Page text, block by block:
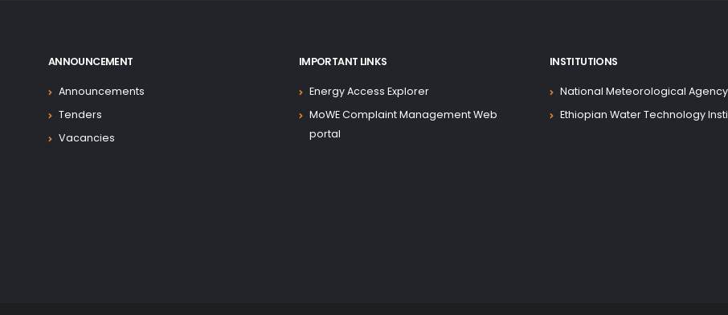
ANNOUNCEMENT
Announcements
Tenders
Vacancies
IMPORTANT LINKS
Energy Access Explorer
MoWE Complaint Management Web
portal
INSTITUTIONS
National Meteorological Agency
Ethiopian Water Technology